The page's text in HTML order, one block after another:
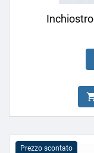
Prezzo scontato